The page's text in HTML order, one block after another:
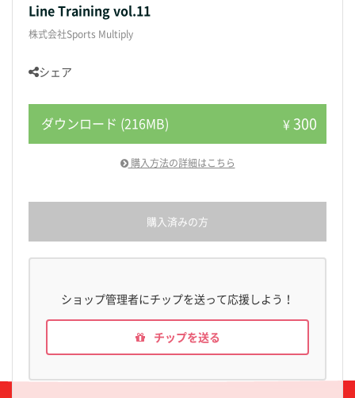
Line Training vol.11
株式会社Sports Multiply
シェア
ダウンロード (216MB) ¥300
購入方法の詳細はこちら
購入済みの方
ショップ管理者にチップを送って応援しよう！
チップを送る